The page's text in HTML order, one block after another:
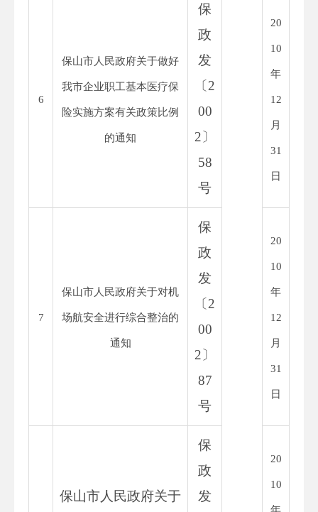
6
保山市人民政府关于做好
我市企业职工基本医疗保
险实施方案有关政策比例
的通知
保
政
发
〔 2
00
2 〕
58
号
20
10
年
12
月
31
日
7
保山市人民政府关于对机
场航安全进行综合整治的
通知
保
政
发
〔 2
00
2 〕
87
号
20
10
年
12
月
31
日
保山市人民政府关于
保
政
发
20
10